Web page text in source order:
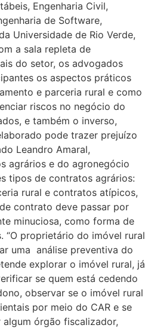
Engenharia Civil,
de Software,
Universidade de Rio Verde,
a sala repleta de
do setor, os advogados
os aspectos práticos
e parceria rural e como
riscos no negócio do
e também o inverso,
pode trazer prejuízo
Leandro Amaral,
agrários e do agronegócio
tipos de contratos agrários:
rural e contratos atípicos,
contrato deve passar por
minuciosa, como forma de
“O proprietário do imóvel rural
uma análise preventiva do
explorar o imóvel rural, já
se quem está cedendo
observar se o imóvel rural
por meio do CAR e se
órgão fiscalizador,